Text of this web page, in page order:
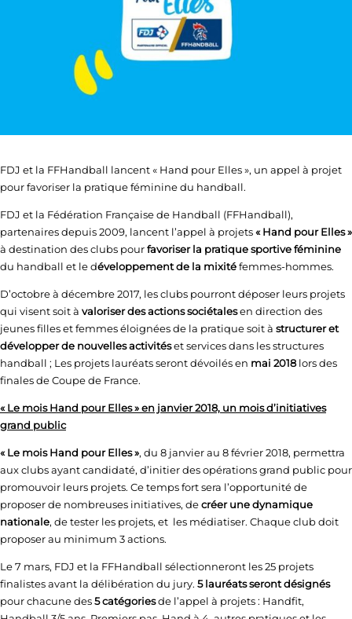
FDJ et la FFHandball lancent « Hand pour Elles », un appel à projet
pour favoriser la pratique féminine du handball.
FDJ et la Fédération Française de Handball (FFHandball),
partenaires depuis 2009, lancent l’appel à projets« Hand pour Elles »
à destination des clubs pourfavoriser la pratique sportive féminine
du handball et le développement de la mixitéfemmes-hommes.
D’octobre à décembre 2017, les clubs pourront déposer leurs projets
qui visent soit à valoriser des actions sociétalesen direction des
jeunes filles et femmes éloignées de la pratique soit à structurer et
développer de nouvelles activitéset services dans les structures
handball ; Les projets lauréats seront dévoilés en mai 2018lors des
finales de Coupe de France.
« Le mois Hand pour Elles » en janvier 2018, un mois d’initiatives
grand public
« Le mois Hand pour Elles », du 8 janvier au 8 février 2018, permettra
aux clubs ayant candidaté, d’initier des opérations grand public pour
promouvoir leurs projets. Ce temps fort sera l’opportunité de
proposer de nombreuses initiatives, decréer une dynamique
nationale, de tester les projets, et les médiatiser. Chaque club doit
proposer au minimum 3 actions.
Le 7 mars, FDJ et la FFHandball sélectionneront les 25 projets
finalistes avant la délibération du jury. 5 lauréats seront désignés
pour chacune des5 catégoriesde l’appel à projets : Handfit,